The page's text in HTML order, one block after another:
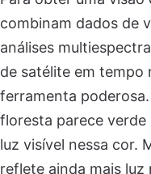
combinam dados de
análises
de satélite em tempo
ferramenta
floresta parece
luz visível nessa cor.
reflete ainda mais